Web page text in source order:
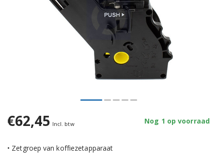
€62,45 Incl. btw Nog 1 op voorraad
• Zetgroep van koffiezetapparaat